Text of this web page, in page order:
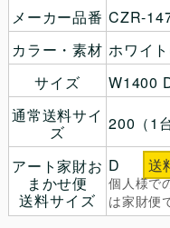
メーカー品番 CZR-
カラー・素材 ホワイ
サイズ
W1400
通常送料サイ
ズ
200（1
アート家財お
まかせ便
送料サイズ
D 送
個人様で
は家財便